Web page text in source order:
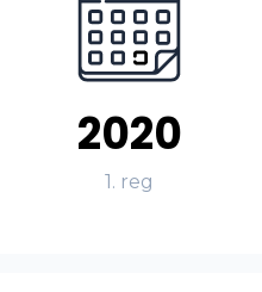
2020
1. reg